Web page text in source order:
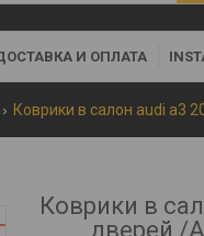
И ОПЛАТА
Коврики в
дверей /